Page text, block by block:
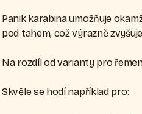
Panik karabina umožňuje
pod tahem, což výrazně
Na rozdíl od varianty pro
Skvěle se hodí například pro: